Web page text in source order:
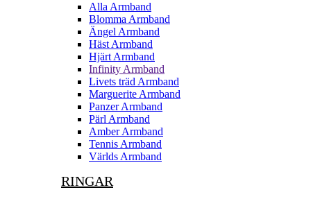
Alla Armband
Blomma Armband
Ängel Armband
Häst Armband
Hjärt Armband
Infinity Armband
Livets träd Armband
Marguerite Armband
Panzer Armband
Pärl Armband
Amber Armband
Tennis Armband
Världs Armband
RINGAR